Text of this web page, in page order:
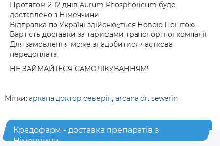
Протягом 2-12 днів Aurum Phosphoricum буде
доставлено з Німеччини
Відправка по Україні здійснюється Новою Поштою
Вартість доставки за тарифами транспортної компанії
Для замовлення може знадобитися часткова
передоплата
НЕ ЗАЙМАЙТЕСЯ САМОЛІКУВАННЯМ!
Мітки: аркана доктор северін, arcana dr. sewerin
Кредофарм - доставка препаратів з
Німеччини